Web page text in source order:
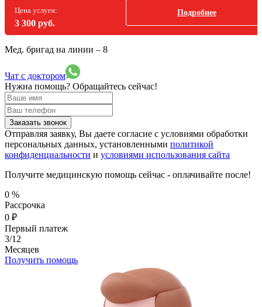
Цена услуги:
3 300 руб.
Подробнее
Мед. бригад на линии – 8
Чат с доктором
Нужна помощь? Обращайтесь сейчас!
Заказать звонок
Отправляя заявку, Вы даете согласие с условиями обработки
персональных данных, установленными политикой
конфиденциальности и условиями использования сайта
Получите медицинскую помощь сейчас - оплачивайте после!
0 %
Рассрочка
0 ₽
Первый платеж
3/12
Месяцев
Получить помощь